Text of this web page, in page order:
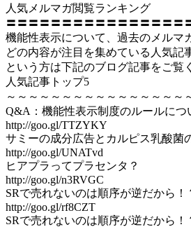
人気メルマガ閲覧ランキング
〓〓〓〓〓〓〓〓〓〓〓〓〓〓〓〓
機能性表示について、過去のメルマ
どの内容が注目を集めている人気記
という方は下記のブログ記事をご覧
人気記事トップ5
～～～～～～～～～～～～～～～～
Q&A：機能性表示制度のルールにつ
http://goo.gl/TTZYKY
サミーの成分広告とカルピス乳酸菌
http://goo.gl/UNATvd
ヒアプラってプラセンタ？
http://goo.gl/n3RVGC
SRで売れないのは順序が逆だから！
http://goo.gl/rf8CZT
SRで売れないのは順序が逆だから！